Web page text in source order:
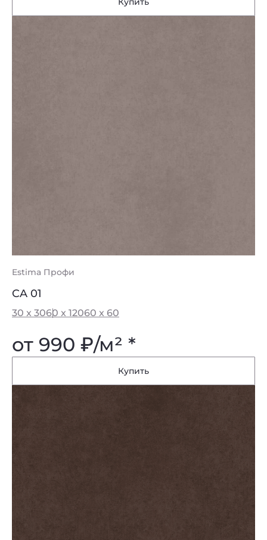
Estima Профи
CA 01
30 x 3060 x 12060 x 60
от 990 ₽/м² *
Купить